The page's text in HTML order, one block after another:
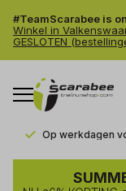
#TeamScarabee is
Winkel in
GESLOTEN
Op werkdagen
Näak